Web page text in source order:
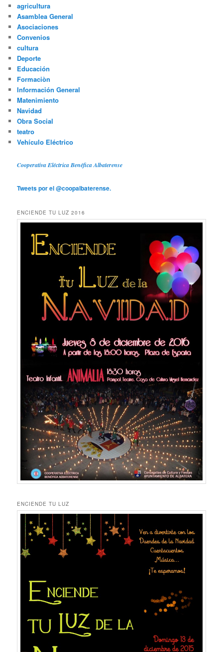
agricultura
Asamblea General
Asociaciones
Convenios
cultura
Deporte
Educación
Formaciòn
Información General
Matenimiento
Navidad
Obra Social
teatro
Vehículo Eléctrico
Cooperativa Eléctrica Benéfica Albaterense
Tweets por el @coopalbaterense.
ENCIENDE TU LUZ 2016
ENCIENDE TU LUZ